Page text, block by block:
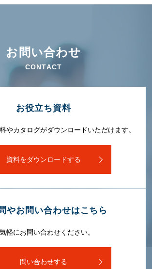
お問い合わせ
CONTACT
お役⽴ち資料
やカタログがダウンロードいただけます。
資料をダウンロードする
やお問い合わせはこちら
軽にお問い合わせください。
問い合わせする